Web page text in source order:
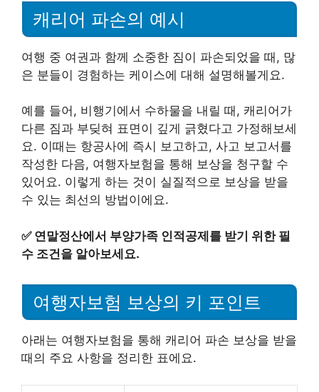
캐리어 파손의 예시
여행 중 여권과 함께 소중한 짐이 파손되었을 때, 많
은 분들이 경험하는 케이스에 대해 설명해볼게요.
예를 들어, 비행기에서 수하물을 내릴 때, 캐리어가
다른 짐과 부딪혀 표면이 깊게 긁혔다고 가정해보세
요. 이때는 항공사에 즉시 보고하고, 사고 보고서를
작성한 다음, 여행자보험을 통해 보상을 청구할 수
있어요. 이렇게 하는 것이 실질적으로 보상을 받을
수 있는 최선의 방법이에요.
✅ 연말정산에서 부양가족 인적공제를 받기 위한 필
수 조건을 알아보세요.
여행자보험 보상의 키 포인트
아래는 여행자보험을 통해 캐리어 파손 보상을 받을
때의 주요 사항을 정리한 표에요.